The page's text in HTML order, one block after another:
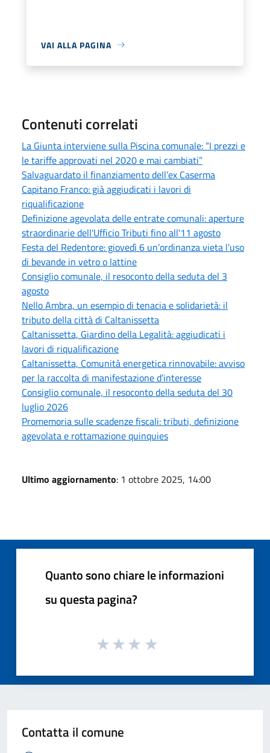
VAI ALLA PAGINA
Contenuti correlati
La Giunta interviene sulla Piscina comunale: “I prezzi e
le tariffe approvati nel 2020 e mai cambiati”
Salvaguardato il finanziamento dell’ex Caserma
Capitano Franco: già aggiudicati i lavori di
riqualificazione
Definizione agevolata delle entrate comunali: aperture
straordinarie dell'Ufficio Tributi fino all'11 agosto
Festa del Redentore: giovedì 6 un’ordinanza vieta l’uso
di bevande in vetro o lattine
Consiglio comunale, il resoconto della seduta del 3
agosto
Nello Ambra, un esempio di tenacia e solidarietà: il
tributo della città di Caltanissetta
Caltanissetta, Giardino della Legalità: aggiudicati i
lavori di riqualificazione
Caltanissetta, Comunità energetica rinnovabile: avviso
per la raccolta di manifestazione d’interesse
Consiglio comunale, il resoconto della seduta del 30
luglio 2026
Promemoria sulle scadenze fiscali: tributi, definizione
agevolata e rottamazione quinquies
Ultimo aggiornamento: 1 ottobre 2025, 14:00
Quanto sono chiare le informazioni
su questa pagina?
Contatta il comune